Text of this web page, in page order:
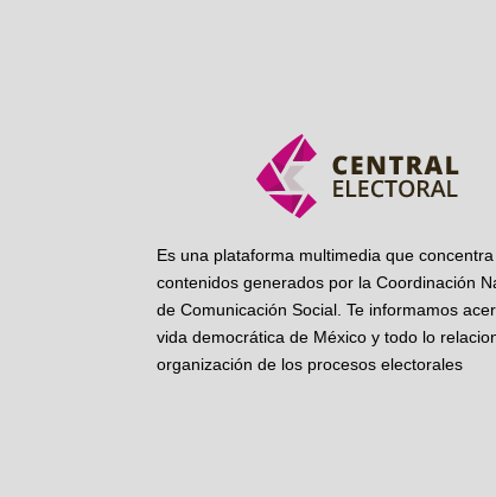
Es una plataforma multimedia que
contenidos generados por la Coordinación
de Comunicación Social. Te informamos
vida democrática de México y todo lo
organización de los procesos electorales